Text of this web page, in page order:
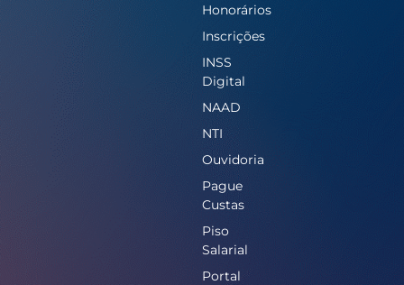
Honorários
Inscrições
INSS
Digital
NAAD
NTI
Ouvidoria
Pague
Custas
Piso
Salarial
Portal